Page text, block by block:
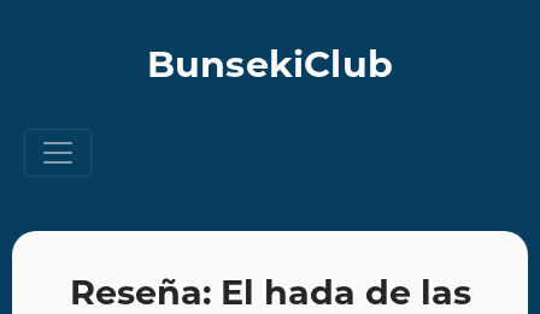
BunsekiClub
Reseña: El hada de las